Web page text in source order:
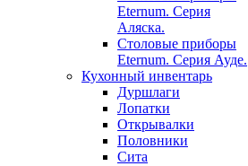
Eternum. Серия
Аляска.
Столовые приборы
Eternum. Серия Ауде.
Кухонный инвентарь
Дуршлаги
Лопатки
Открывалки
Половники
Сита